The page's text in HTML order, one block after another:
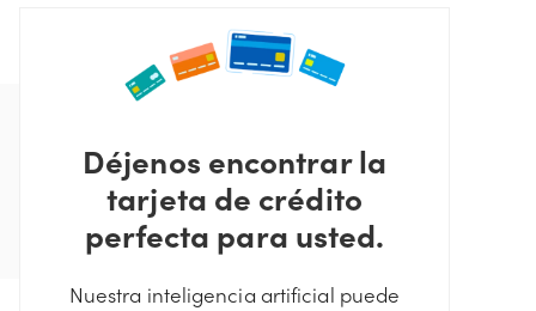
Déjenos encontrar la
tarjeta de crédito
perfecta para usted.
Nuestra inteligencia artificial puede